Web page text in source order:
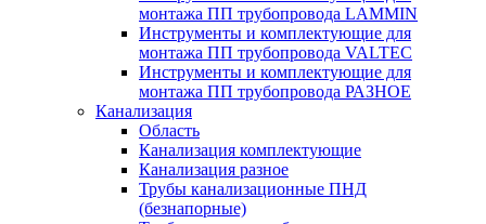
монтажа ПП трубопровода LAMMIN
Инструменты и комплектующие для
монтажа ПП трубопровода VALTEC
Инструменты и комплектующие для
монтажа ПП трубопровода РАЗНОЕ
Канализация
Область
Канализация комплектующие
Канализация разное
Трубы канализационные ПНД
(безнапорные)